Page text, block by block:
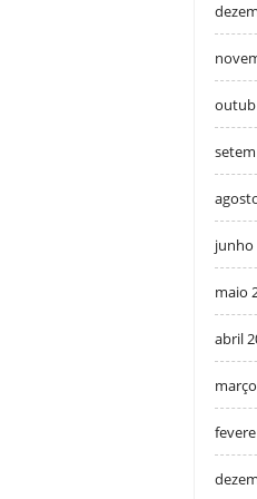
junho
maio
abril